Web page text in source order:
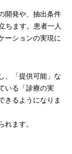
開発や、抽出条件
ちます。患者一人
ーションの実現に
、「提供可能」な
いる「診療の実
きるようになりま
ます。